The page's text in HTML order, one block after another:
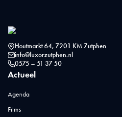
Houtmarkt 64, 7201 KM Zutphen
info@luxorzutphen.nl
0575 – 51 37 50
Actueel
Agenda
Films